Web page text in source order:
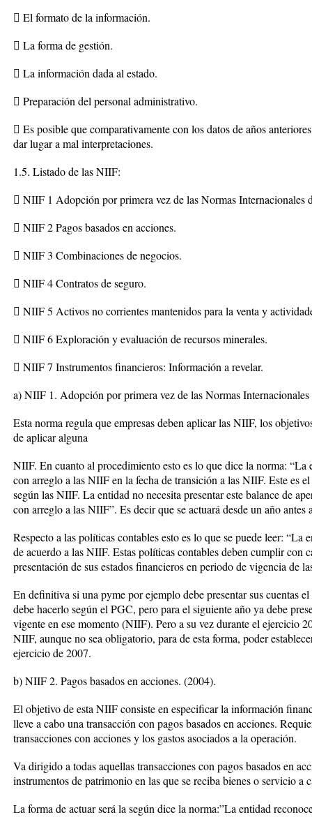
 El formato de la información.
 La forma de gestión.
 La información dada al estado.
 Preparación del personal administrativo.
 Es posible que comparativamente con los datos de años
dar lugar a mal interpretaciones.
1.5. Listado de las NIIF:
 NIIF 1 Adopción por primera vez de las Normas Internacionales
 NIIF 2 Pagos basados en acciones.
 NIIF 3 Combinaciones de negocios.
 NIIF 4 Contratos de seguro.
 NIIF 5 Activos no corrientes mantenidos para la venta y
 NIIF 6 Exploración y evaluación de recursos minerales.
 NIIF 7 Instrumentos financieros: Información a revelar.
a) NIIF 1. Adopción por primera vez de las Normas
Esta norma regula que empresas deben aplicar las NIIF, los
de aplicar alguna
NIIF. En cuanto al procedimiento esto es lo que dice la norma: “La
con arreglo a las NIIF en la fecha de transición a las NIIF. Este es
según las NIIF. La entidad no necesita presentar este balance de
con arreglo a las NIIF”. Es decir que se actuará desde un año antes
Respecto a las políticas contables esto es lo que se puede leer: “La
de acuerdo a las NIIF. Estas políticas contables deben cumplir con
presentación de sus estados financieros en periodo de vigencia de
En definitiva si una pyme por ejemplo debe presentar sus cuentas
debe hacerlo según el PGC, pero para el siguiente año ya debe
vigente en ese momento (NIIF). Pero a su vez durante el ejercicio
NIIF, aunque no sea obligatorio, para de esta forma, poder
ejercicio de 2007.
b) NIIF 2. Pagos basados en acciones. (2004).
El objetivo de esta NIIF consiste en especificar la información
lleve a cabo una transacción con pagos basados en acciones.
transacciones con acciones y los gastos asociados a la operación.
Va dirigido a todas aquellas transacciones con pagos basados en
instrumentos de patrimonio en las que se reciba bienes o servicio a
La forma de actuar será la según dice la norma:”La entidad